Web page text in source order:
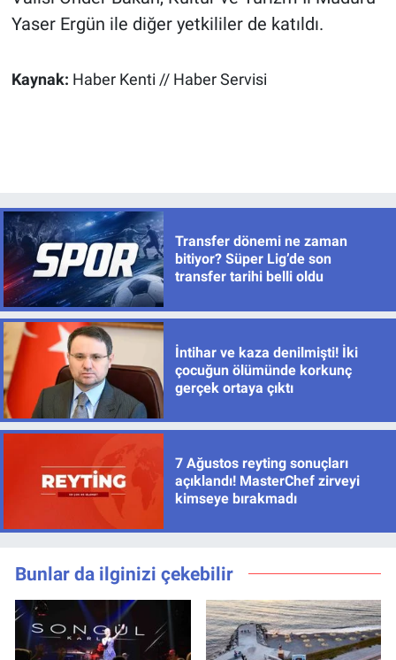
Yaser Ergün ile diğer yetkililer de katıldı.
Kaynak: Haber Kenti // Haber Servisi
Transfer dönemi ne zaman
bitiyor? Süper Lig’de son
transfer tarihi belli oldu
İntihar ve kaza denilmişti! İki
çocuğun ölümünde korkunç
gerçek ortaya çıktı
7 Ağustos reyting sonuçları
açıklandı! MasterChef zirveyi
kimseye bırakmadı
Bunlar da ilginizi çekebilir